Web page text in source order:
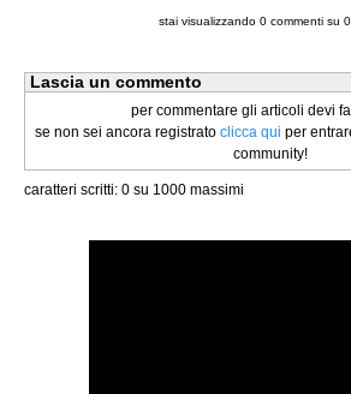
stai visualizzando 0commenti su 0
Lascia un commento
per commentare gli articoli devi
se non sei ancora registrato clicca qui per
community!
caratteri scritti: 0 su 1000 massimi